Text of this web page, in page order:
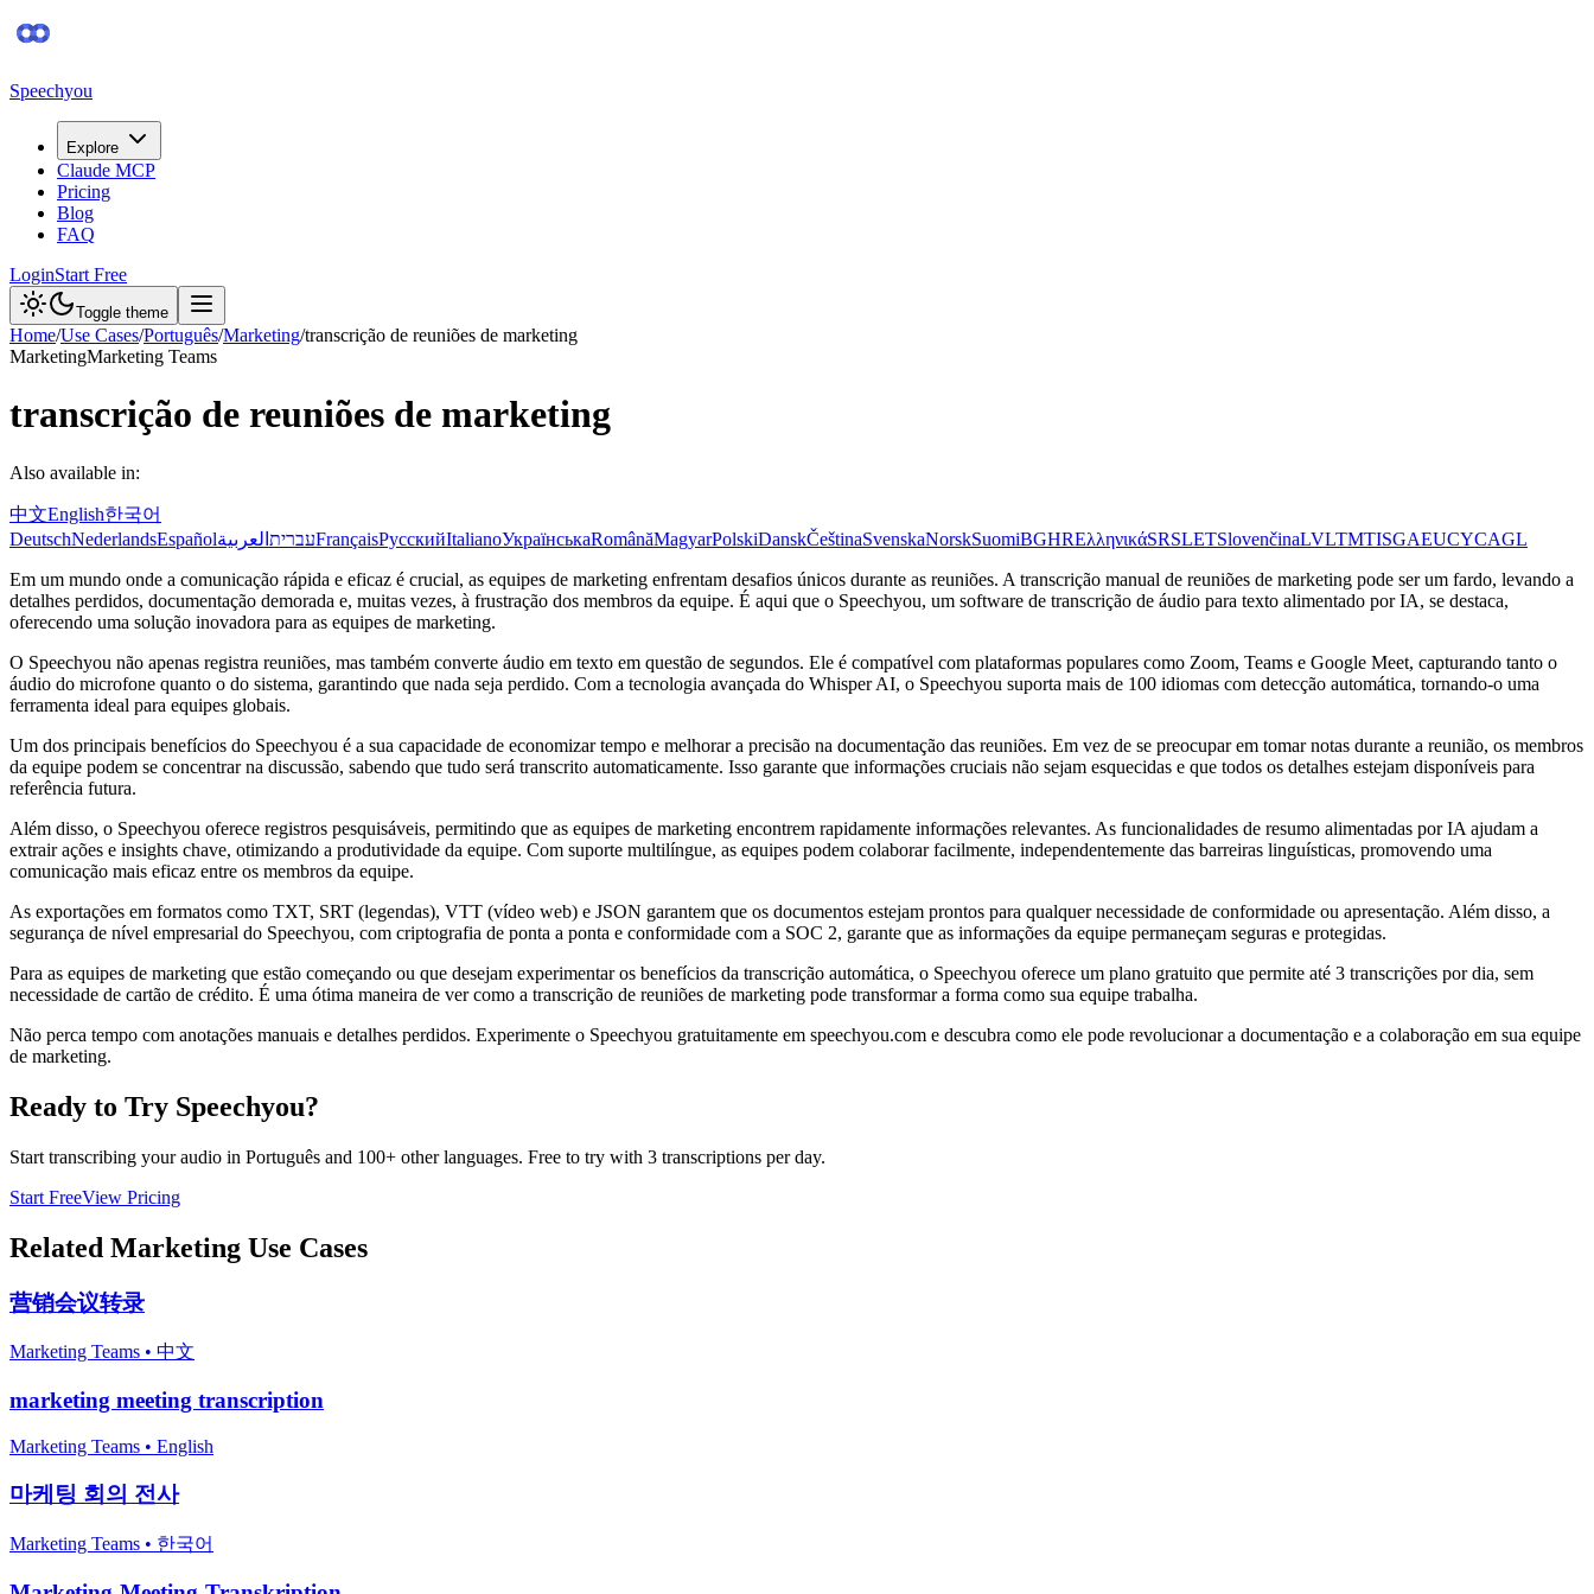
Speechyou
Explore
Claude MCP
Pricing
Blog
FAQ
LoginStart Free
Toggle theme
Home/Use Cases/Português/Marketing/transcrição de reuniões de marketing
MarketingMarketing Teams
transcrição de reuniões de marketing
Also available in:
中文English한국어
DeutschNederlandsEspañol עברית العربية FrançaisРусскийItalianoУкраїнськаRomânăMagyarPolskiDanskČeštinaSvenskaNorskSuomiBGHRΕλληνικάSRSLETSlovenčinaLVLTMTISGAEUCYCAGL
Em um mundo onde a comunicação rápida e eficaz é crucial, as equipes de marketing enfrentam desafios únicos durante as reuniões. A transcrição manual de reuniões de marketing pode ser um fardo, levando a
detalhes perdidos, documentação demorada e, muitas vezes, à frustração dos membros da equipe. É aqui que o Speechyou, um software de transcrição de áudio para texto alimentado por IA, se destaca,
oferecendo uma solução inovadora para as equipes de marketing.
O Speechyou não apenas registra reuniões, mas também converte áudio em texto em questão de segundos. Ele é compatível com plataformas populares como Zoom, Teams e Google Meet, capturando tanto o
áudio do microfone quanto o do sistema, garantindo que nada seja perdido. Com a tecnologia avançada do Whisper AI, o Speechyou suporta mais de 100 idiomas com detecção automática, tornando-o uma
ferramenta ideal para equipes globais.
Um dos principais benefícios do Speechyou é a sua capacidade de economizar tempo e melhorar a precisão na documentação das reuniões. Em vez de se preocupar em tomar notas durante a reunião, os membros
da equipe podem se concentrar na discussão, sabendo que tudo será transcrito automaticamente. Isso garante que informações cruciais não sejam esquecidas e que todos os detalhes estejam disponíveis para
referência futura.
Além disso, o Speechyou oferece registros pesquisáveis, permitindo que as equipes de marketing encontrem rapidamente informações relevantes. As funcionalidades de resumo alimentadas por IA ajudam a
extrair ações e insights chave, otimizando a produtividade da equipe. Com suporte multilíngue, as equipes podem colaborar facilmente, independentemente das barreiras linguísticas, promovendo uma
comunicação mais eficaz entre os membros da equipe.
As exportações em formatos como TXT, SRT (legendas), VTT (vídeo web) e JSON garantem que os documentos estejam prontos para qualquer necessidade de conformidade ou apresentação. Além disso, a
segurança de nível empresarial do Speechyou, com criptografia de ponta a ponta e conformidade com a SOC 2, garante que as informações da equipe permaneçam seguras e protegidas.
Para as equipes de marketing que estão começando ou que desejam experimentar os benefícios da transcrição automática, o Speechyou oferece um plano gratuito que permite até 3 transcrições por dia, sem
necessidade de cartão de crédito. É uma ótima maneira de ver como a transcrição de reuniões de marketing pode transformar a forma como sua equipe trabalha.
Não perca tempo com anotações manuais e detalhes perdidos. Experimente o Speechyou gratuitamente em speechyou.com e descubra como ele pode revolucionar a documentação e a colaboração em sua equipe
de marketing.
Ready to Try Speechyou?
Start transcribing your audio in Português and 100+ other languages. Free to try with 3 transcriptions per day.
Start FreeView Pricing
Related Marketing Use Cases
营销会议转录
Marketing Teams • 中文
marketing meeting transcription
Marketing Teams • English
마케팅 회의 전사
Marketing Teams • 한국어